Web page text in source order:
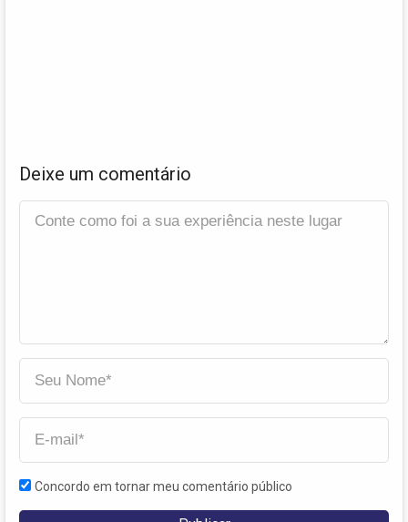
Deixe um comentário
Concordo em tornar meu comentário público